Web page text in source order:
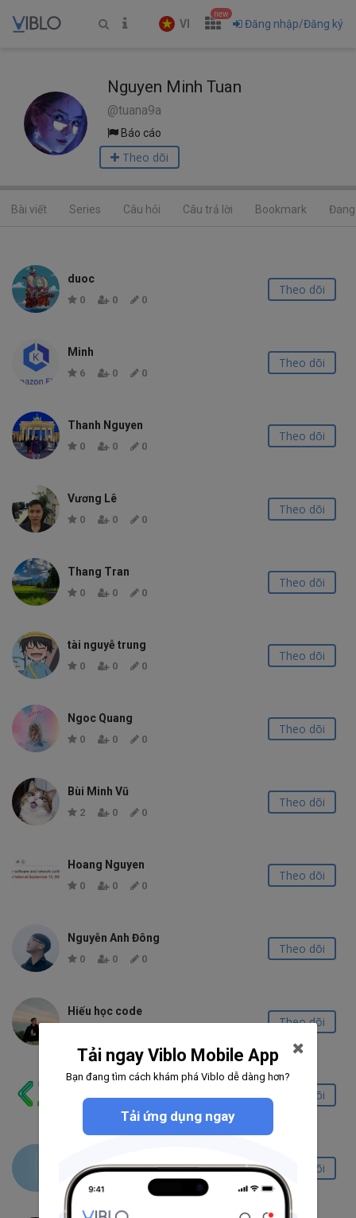
VI
new
Đăng nhập/Đăng ký
Nguyen Minh Tuan
@tuana9a
Báo cáo
Theo dõi
Bài viết Series Câu hỏi Câu trả lời Bookmark
duoc
0 0 0
Theo dõi
Minh
6 0 0
Theo dõi
Thanh Nguyen
0 0 0
Theo dõi
Vương Lê
0 0 0
Theo dõi
Thang Tran
0 0 0
Theo dõi
tài nguyễ trung
0 0 0
Theo dõi
Ngoc Quang
0 0 0
Theo dõi
Bùi Minh Vũ
2 0 0
Theo dõi
Hoang Nguyen
0 0 0
Theo dõi
Nguyễn Anh Đông
0 0 0
Theo dõi
Hiếu học code
Theo dõi
Easy Code
366
Theo dõi
7
Theo dõi
Tải ngay Viblo Mobile App
Bạn đang tìm cách khám phá Viblo dễ dàng hơn?
Tải ứng dụng ngay